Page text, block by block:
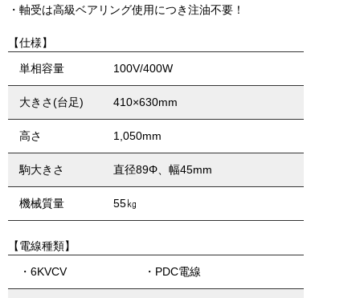
・軸受は高級ベアリング使用につき注油不要！
【仕様】
単相容量
100V/400W
大きさ(台足) 410×630mm
高さ 1,050mm
駒大きさ 直径89Φ、幅45mm
機械質量 55㎏
【電線種類】
・6KVCV
・PDC電線